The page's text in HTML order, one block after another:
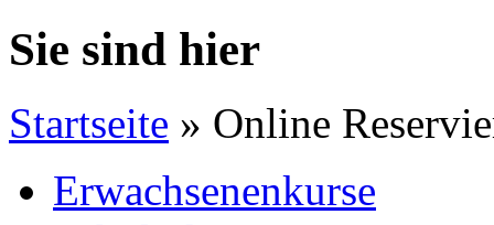
Sie sind hier
Startseite » Online
Erwachsenenkurse